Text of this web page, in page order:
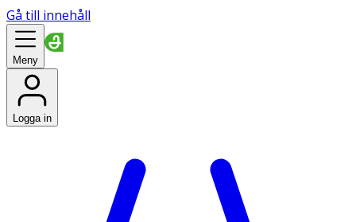
Gå till innehåll
Meny
Logga in